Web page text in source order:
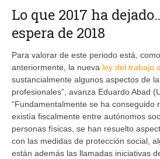
Lo que 2017 ha
espera de 2018
Para valorar de este periodo está,
anteriormente, la nueva ley del trabajo
sustancialmente algunos aspectos de
profesionales”, avanza Eduardo Abad
“Fundamentalmente se ha conseguido
existía fiscalmente entre autónomos
personas físicas, se han resuelto
con las medidas de protección social,
están además las llamadas iniciativas